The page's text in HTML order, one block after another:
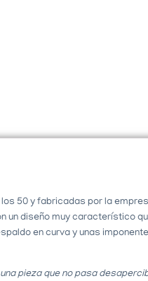
50 y fabricadas por la
un diseño muy característico
en curva y unas
pieza que no pasa